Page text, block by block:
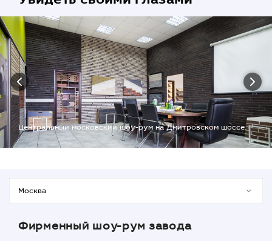
Центральный московский шоу-рум на Дмитровском шоссе.
Фирменный шоу-рум завода